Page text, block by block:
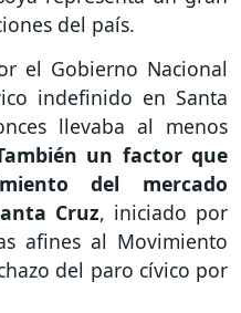
del país.
el Gobierno Nacional
indefinido en Santa
llevaba al menos
un factor que
del mercado
Cruz, iniciado por
afines al Movimiento
del paro cívico por